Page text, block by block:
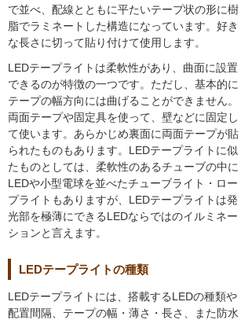
で並べ、配線とともに平たいテープ状の形に樹
脂でラミネートした構造になっています。好き
な長さに切って貼り付けて使用します。
LEDテープライトは柔軟性があり、曲面に設置
できるのが特徴の一つです。ただし、基本的に
テープの幅方向には曲げることができません。
両面テープや固定具を使って、壁などに固定し
て使います。あらかじめ裏面に両面テープが貼
られたものもあります。LEDテープライトに似
たものとしては、柔軟性のあるチューブの中に
LEDや小型電球を並べたチューブライト・ロー
プライトもありますが、LEDテープライトは発
光部を極薄にできるLEDならではのイルミネー
ションと言えます。
LEDテープライトの種類
LEDテープライトには、搭載するLEDの種類や
配置間隔、テープの幅・薄さ・長さ、また防水